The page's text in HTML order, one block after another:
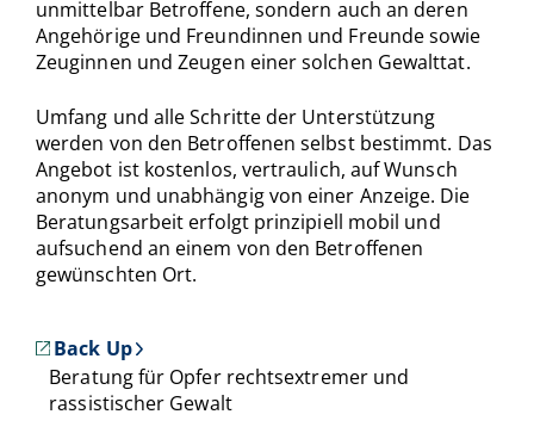
unmittelbar Betroffene, sondern auch an deren
Angehörige und Freundinnen und Freunde sowie
Zeuginnen und Zeugen einer solchen Gewalttat.
Umfang und alle Schritte der Unterstützung
werden von den Betroffenen selbst bestimmt. Das
Angebot ist kostenlos, vertraulich, auf Wunsch
anonym und unabhängig von einer Anzeige. Die
Beratungsarbeit erfolgt prinzipiell mobil und
aufsuchend an einem von den Betroffenen
gewünschten Ort.
Back Up
Beratung für Opfer rechtsextremer und
rassistischer Gewalt